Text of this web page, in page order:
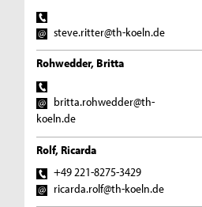
steve.ritter@th-koeln.de
Rohwedder, Britta
britta.rohwedder@th-
koeln.de
Rolf, Ricarda
+49 221-8275-3429
ricarda.rolf@th-koeln.de